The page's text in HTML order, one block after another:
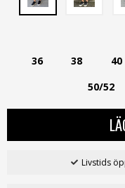
36 38 40
50/52
Livstids